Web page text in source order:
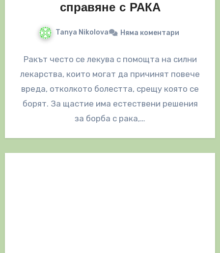
справяне с РАКА
Tanya Nikolova Няма коментари
Ракът често се лекува с помощта на силни
лекарства, които могат да причинят повече
вреда, отколкото болестта, срещу която се
борят. За щастие има естествени решения
за борба с рака,…